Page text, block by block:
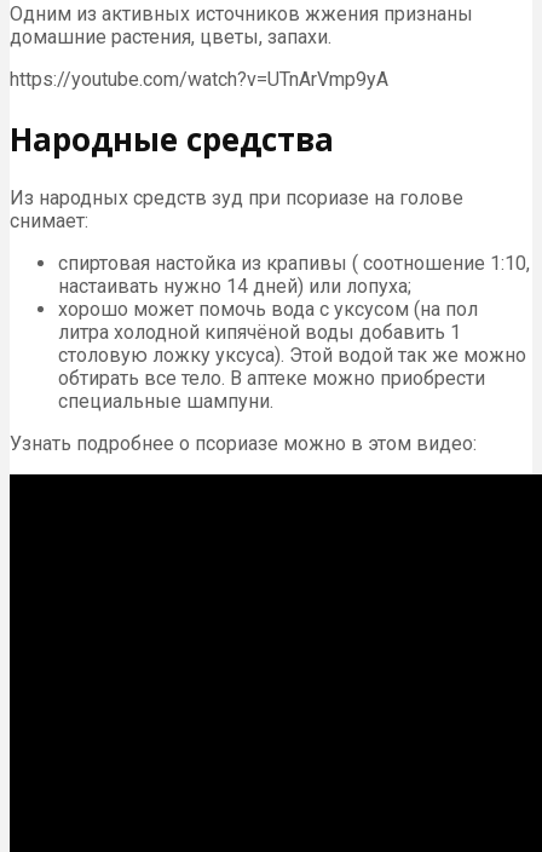
Одним из активных источников жжения признаны
домашние растения, цветы, запахи.
https://youtube.com/watch?v=UTnArVmp9yA
Народные средства
Из народных средств зуд при псориазе на голове
снимает:
спиртовая настойка из крапивы ( соотношение 1:10,
настаивать нужно 14 дней) или лопуха;
хорошо может помочь вода с уксусом (на пол
литра холодной кипячёной воды добавить 1
столовую ложку уксуса). Этой водой так же можно
обтирать все тело. В аптеке можно приобрести
специальные шампуни.
Узнать подробнее о псориазе можно в этом видео: